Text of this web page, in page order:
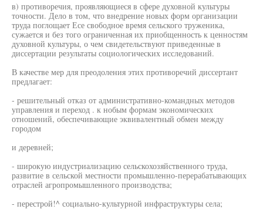
в) противоречия, проявляющиеся в сфере духовной культуры
точности. Дело в том, что внедрение новых форм организации
труда поглощает Есе свободное время сельского труженика,
сужается и без того ограниченная их приобщенность к ценностям
духовной культуры, о чем свидетельствуют приведенные в
диссертации результаты социологических исследований.
В качестве мер для преодоления этих противоречий диссертант
предлагает:
- решительный отказ от административно-командных методов
управления и переход . к нобым формам экономических
отношений, обеспечивающие эквивалентный обмен между
городом
и деревней;
- широкую индустриализацию сельскохозяйственного труда,
развитие в сельской местности промышленно-перерабатывающих
отраслей агропромышленного производства;
- перестрой!^ социально-культурной инфраструктуры села;